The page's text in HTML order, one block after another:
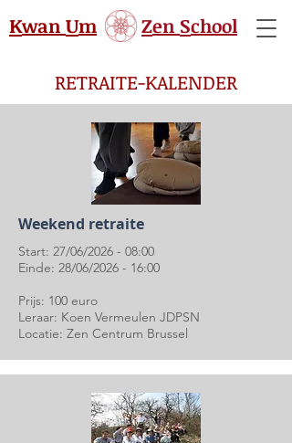
Kwan Um Zen School
RETRAITE-KALENDER
Weekend retraite
Start: 27/06/2026 - 08:00
Einde: 28/06/2026 - 16:00
Prijs: 100 euro
Leraar: Koen Vermeulen JDPSN
Locatie: Zen Centrum Brussel